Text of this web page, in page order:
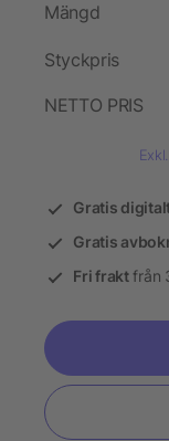
Mängd
Styckpris
NETTO PRIS
Gratis
Gratis
Fri fraktfrån